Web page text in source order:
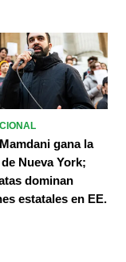
gana la
Nueva York;
dominan
estatales en EE.